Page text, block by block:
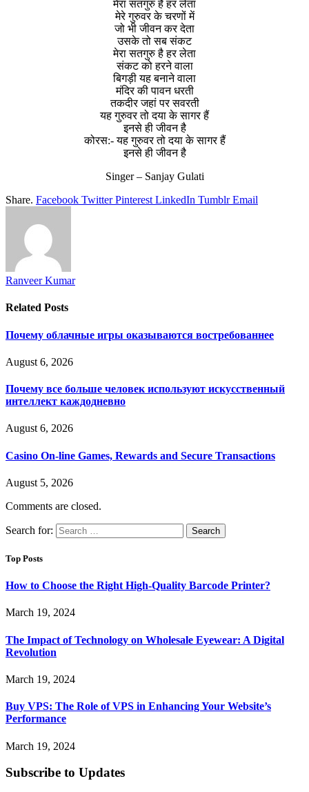
मेरा सतगुरु है हर लेता
मेरे गुरुवर के चरणों में
जो भी जीवन कर देता
उसके तो सब संकट
मेरा सतगुरु है हर लेता
संकट को हरने वाला
बिगड़ी यह बनाने वाला
मंदिर की पावन धरती
तकदीर जहां पर सवरती
यह गुरुवर तो दया के सागर हैं
इनसे ही जीवन है
कोरस:- यह गुरुवर तो दया के सागर हैं
इनसे ही जीवन है
Singer – Sanjay Gulati
Share. Facebook Twitter Pinterest LinkedIn Tumblr Email
Ranveer Kumar
Related Posts
Почему облачные игры оказываются востребованнее
August 6, 2026
Почему все больше человек используют искусственный
интеллект каждодневно
August 6, 2026
Casino On-line Games, Rewards and Secure Transactions
August 5, 2026
Comments are closed.
Search for:
Top Posts
How to Choose the Right High-Quality Barcode Printer?
March 19, 2024
The Impact of Technology on Wholesale Eyewear: A Digital
Revolution
March 19, 2024
Buy VPS: The Role of VPS in Enhancing Your Website’s
Performance
March 19, 2024
Subscribe to Updates